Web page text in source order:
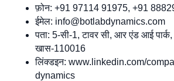
फ़ोन: +91 97114 91975, +91
ईमेल: info@botlabdynamics.com
पता: 5-सी-1, टावर सी, आर एंड आई
खास-110016
लिंक्डइन: www.linkedin.com/
dynamics